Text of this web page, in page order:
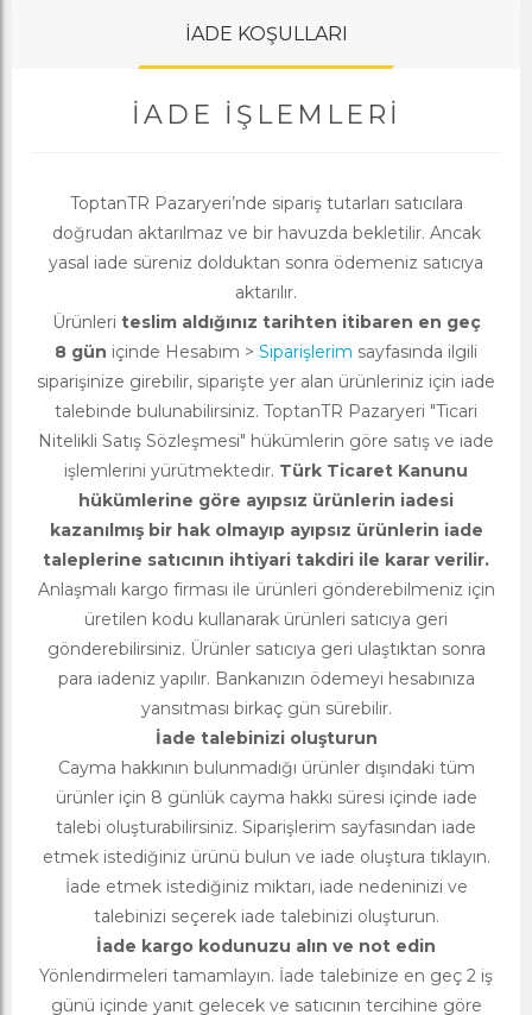
İADE KOŞULLARI
İADE İŞLEMLERI
ToptanTR Pazaryeri’nde sipariş tutarları satıcılara
doğrudan aktarılmaz ve bir havuzda bekletilir. Ancak
yasal iade süreniz dolduktan sonra ödemeniz satıcıya
aktarılır.
Ürünleri teslim aldığınız tarihten itibaren en geç
8 gün içinde Hesabım > Siparişlerim sayfasında ilgili
siparişinize girebilir, siparişte yer alan ürünleriniz için iade
talebinde bulunabilirsiniz. ToptanTR Pazaryeri "Ticari
Nitelikli Satış Sözleşmesi" hükümlerin göre satış ve iade
işlemlerini yürütmektedir. Türk Ticaret Kanunu
hükümlerine göre ayıpsız ürünlerin iadesi
kazanılmış bir hak olmayıp ayıpsız ürünlerin iade
taleplerine satıcının ihtiyari takdiri ile karar verilir.
Anlaşmalı kargo firması ile ürünleri gönderebilmeniz için
üretilen kodu kullanarak ürünleri satıcıya geri
gönderebilirsiniz. Ürünler satıcıya geri ulaştıktan sonra
para iadeniz yapılır. Bankanızın ödemeyi hesabınıza
yansıtması birkaç gün sürebilir.
İade talebinizi oluşturun
Cayma hakkının bulunmadığı ürünler dışındaki tüm
ürünler için 8 günlük cayma hakkı süresi içinde iade
talebi oluşturabilirsiniz. Siparişlerim sayfasından iade
etmek istediğiniz ürünü bulun ve iade oluştura tıklayın.
İade etmek istediğiniz miktarı, iade nedeninizi ve
talebinizi seçerek iade talebinizi oluşturun.
İade kargo kodunuzu alın ve not edin
Yönlendirmeleri tamamlayın. İade talebinize en geç 2 iş
günü içinde yanıt gelecek ve satıcının tercihine göre